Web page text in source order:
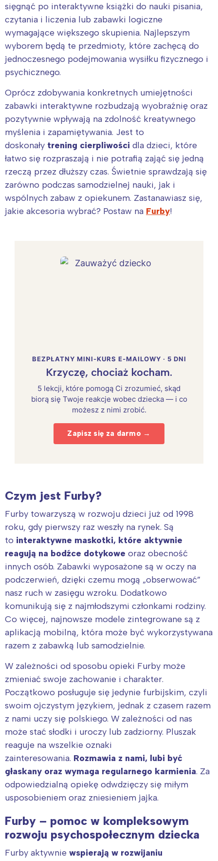
sięgnąć po interaktywne książki do nauki pisania,
czytania i liczenia lub zabawki logiczne
wymagające większego skupienia. Najlepszym
wyborem będą te przedmioty, które zachęcą do
jednoczesnego podejmowania wysiłku fizycznego i
psychicznego.
Oprócz zdobywania konkretnych umiejętności
zabawki interaktywne rozbudzają wyobraźnię oraz
pozytywnie wpływają na zdolność kreatywnego
myślenia i zapamiętywania. Jest to
doskonały trening cierpliwości dla dzieci, które
łatwo się rozpraszają i nie potrafią zająć się jedną
rzeczą przez dłuższy czas. Świetnie sprawdzają się
zarówno podczas samodzielnej nauki, jak i
wspólnych zabaw z opiekunem. Zastanawiasz się,
jakie akcesoria wybrać? Postaw na Furby!
BEZPŁATNY MINI-KURS E-MAILOWY · 5 DNI
Krzyczę, chociaż kocham.
5 lekcji, które pomogą Ci zrozumieć, skąd
biorą się Twoje reakcje wobec dziecka — i co
możesz z nimi zrobić.
Zapisz się za darmo →
Czym jest Furby?
Furby towarzyszą w rozwoju dzieci już od 1998
roku, gdy pierwszy raz weszły na rynek. Są
to interaktywne maskotki, które aktywnie
reagują na bodźce dotykowe oraz obecność
innych osób. Zabawki wyposażone są w oczy na
podczerwień, dzięki czemu mogą „obserwować”
nasz ruch w zasięgu wzroku. Dodatkowo
komunikują się z najmłodszymi członkami rodziny.
Co więcej, najnowsze modele zintegrowane są z
aplikacją mobilną, która może być wykorzystywana
razem z zabawką lub samodzielnie.
W zależności od sposobu opieki Furby może
zmieniać swoje zachowanie i charakter.
Początkowo posługuje się jedynie furbijskim, czyli
swoim ojczystym językiem, jednak z czasem razem
z nami uczy się polskiego. W zależności od nas
może stać słodki i uroczy lub zadziorny. Pluszak
reaguje na wszelkie oznaki
zainteresowania. Rozmawia z nami, lubi być
głaskany oraz wymaga regularnego karmienia. Za
odpowiedzialną opiekę odwdzięczy się miłym
usposobieniem oraz zniesieniem jajka.
Furby – pomoc w kompleksowym
rozwoju psychospołecznym dziecka
Furby aktywnie wspierają w rozwijaniu